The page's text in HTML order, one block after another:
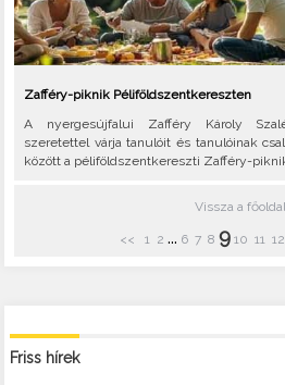
Zafféry-piknik Péliföldszentkereszten
A nyergesújfalui Zafféry Károly
szeretettel várja tanulóit és tanulóinak
között a péliföldszentkereszti Zafféry-
Vissza a
<< 1 2 ... 6 7 8 9 10 11 12
Friss hírek